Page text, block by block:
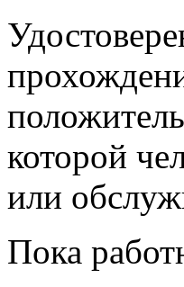
которой
или
Пока